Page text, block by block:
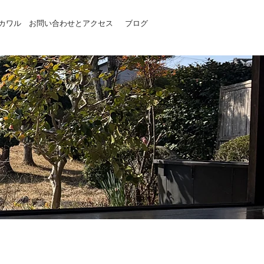
ワル お問い合わせとアクセス ブログ